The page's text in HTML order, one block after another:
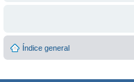
Índice general